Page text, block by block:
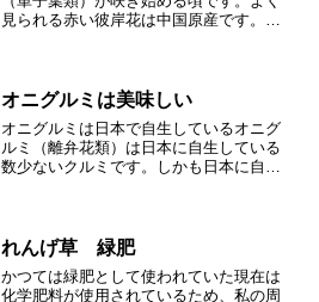
見られる赤い彼岸花は中国原産です。日
なく白い彼岸花も存在して...
オニグルミは美味しい
オニグルミは日本で自生しているオニグ
ルミ（離弁花類）は日本に自生している
数少ないクルミです。しかも日本に自生
オニグルミには不飽和脂肪...
れんげ草 緑肥
かつては緑肥として使われていた現在は
化学肥料が使用されているため、私の周